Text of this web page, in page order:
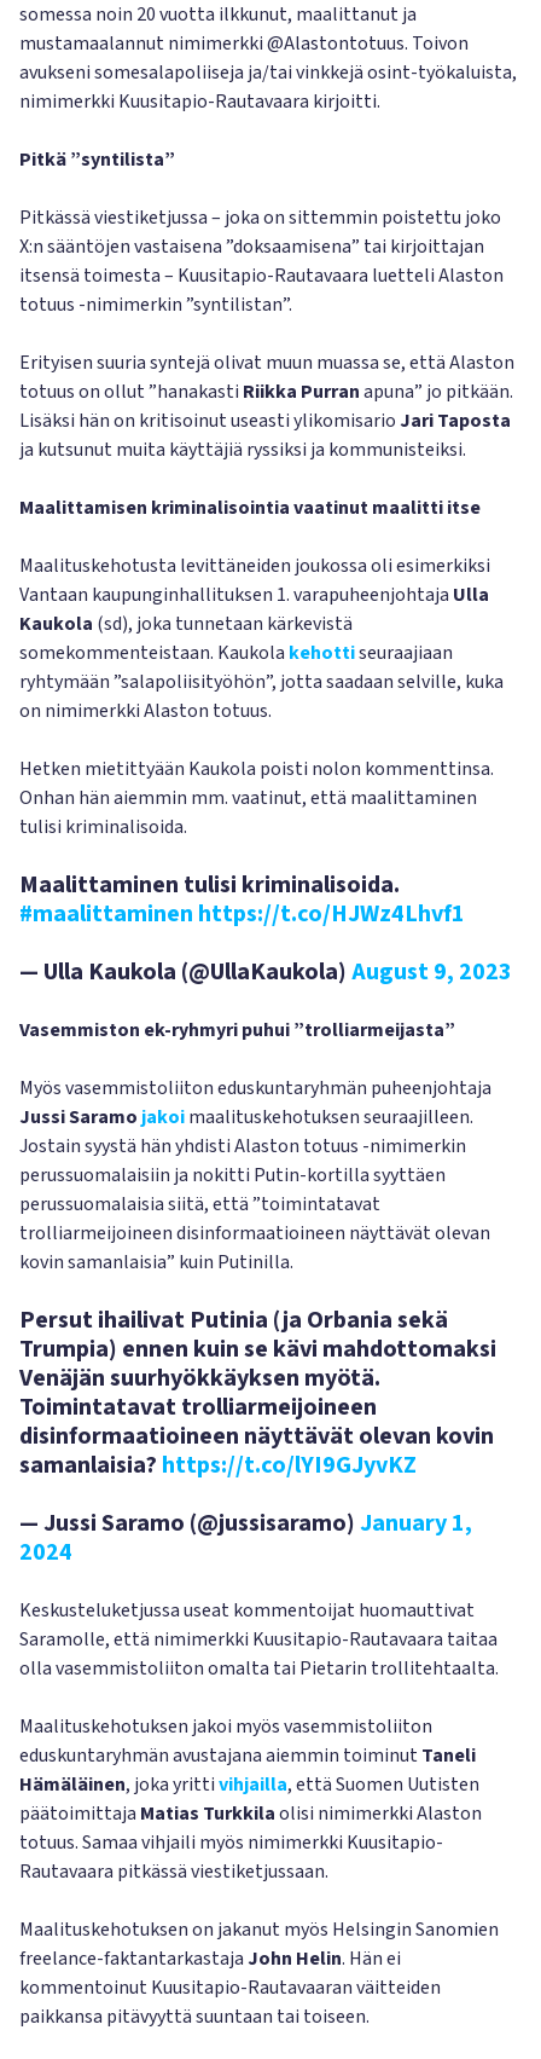
somessa noin 20 vuotta ilkkunut, maalittanut ja
mustamaalannut nimimerkki @Alastontotuus. Toivon
avukseni somesalapoliiseja ja/tai vinkkejä osint-työkaluista,
nimimerkki Kuusitapio-Rautavaara kirjoitti.
Pitkä ”syntilista”
Pitkässä viestiketjussa – joka on sittemmin poistettu joko
X:n sääntöjen vastaisena ”doksaamisena” tai kirjoittajan
itsensä toimesta – Kuusitapio-Rautavaara luetteli Alaston
totuus -nimimerkin ”syntilistan”.
Erityisen suuria syntejä olivat muun muassa se, että Alaston
totuus on ollut ”hanakasti Riikka Purranapuna” jo pitkään.
Lisäksi hän on kritisoinut useasti ylikomisario Jari Taposta
ja kutsunut muita käyttäjiä ryssiksi ja kommunisteiksi.
Maalittamisen kriminalisointia vaatinut maalitti itse
Maalituskehotusta levittäneiden joukossa oli esimerkiksi
Vantaan kaupunginhallituksen 1. varapuheenjohtaja Ulla
Kaukola (sd), joka tunnetaan kärkevistä
somekommenteistaan. Kaukola kehottiseuraajiaan
ryhtymään ”salapoliisityöhön”, jotta saadaan selville, kuka
on nimimerkki Alaston totuus.
Hetken mietittyään Kaukola poisti nolon kommenttinsa.
Onhan hän aiemmin mm. vaatinut, että maalittaminen
tulisi kriminalisoida.
Maalittaminen tulisi kriminalisoida.
#maalittaminen https://t.co/HJWz4Lhvf1
— Ulla Kaukola (@UllaKaukola)August 9, 2023
Vasemmiston ek-ryhmyri puhui ”trolliarmeijasta”
Myös vasemmistoliiton eduskuntaryhmän puheenjohtaja
Jussi Saramo jakoimaalituskehotuksen seuraajilleen.
Jostain syystä hän yhdisti Alaston totuus -nimimerkin
perussuomalaisiin ja nokitti Putin-kortilla syyttäen
perussuomalaisia siitä, että ”toimintatavat
trolliarmeijoineen disinformaatioineen näyttävät olevan
kovin samanlaisia” kuin Putinilla.
Persut ihailivat Putinia (ja Orbania sekä
Trumpia) ennen kuin se kävi mahdottomaksi
Venäjän suurhyökkäyksen myötä.
Toimintatavat trolliarmeijoineen
disinformaatioineen näyttävät olevan kovin
samanlaisia? https://t.co/lYI9GJyvKZ
— Jussi Saramo (@jussisaramo)January 1,
2024
Keskusteluketjussa useat kommentoijat huomauttivat
Saramolle, että nimimerkki Kuusitapio-Rautavaara taitaa
olla vasemmistoliiton omalta tai Pietarin trollitehtaalta.
Maalituskehotuksen jakoi myös vasemmistoliiton
eduskuntaryhmän avustajana aiemmin toiminutTaneli
Hämäläinen, joka yrittivihjailla, että Suomen Uutisten
päätoimittaja Matias Turkkilaolisi nimimerkki Alaston
totuus. Samaa vihjaili myös nimimerkki Kuusitapio-
Rautavaara pitkässä viestiketjussaan.
Maalituskehotuksen on jakanut myös Helsingin Sanomien
freelance-faktantarkastaja John Helin. Hän ei
kommentoinut Kuusitapio-Rautavaaran väitteiden
paikkansa pitävyyttä suuntaan tai toiseen.